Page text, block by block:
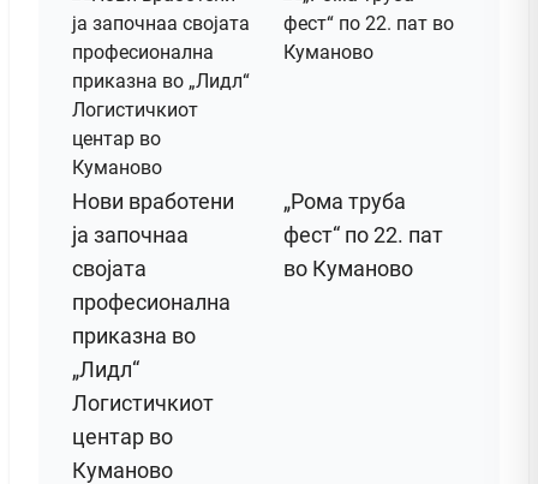
Нови вработени
ја започнаа
својата
професионална
приказна во
„Лидл“
Логистичкиот
центар во
Куманово
„Рома труба
фест“ по 22. пат
во Куманово